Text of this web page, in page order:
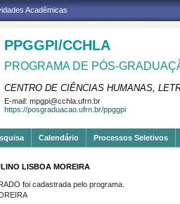
Acadêmicas
PPGGPI/CCHLA
PROGRAMA DE PÓS-
CENTRO DE CIÊNCIAS HUMANAS,
E-mail: mpgpi@cchla.ufrn.br
https://posgraduacao.ufrn.br/ppggpi
Calendário Processos Seletivos
LISBOA MOREIRA
foi cadastrada pelo programa.